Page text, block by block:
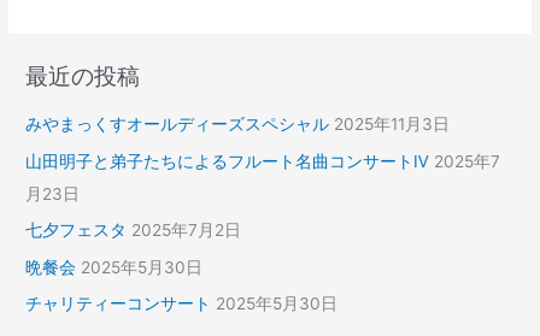
最近の投稿
みやまっくすオールディーズスペシャル 2025年11月3日
山田明子と弟子たちによるフルート名曲コンサートⅣ 2025年7
月23日
七夕フェスタ 2025年7月2日
晩餐会 2025年5月30日
チャリティーコンサート 2025年5月30日